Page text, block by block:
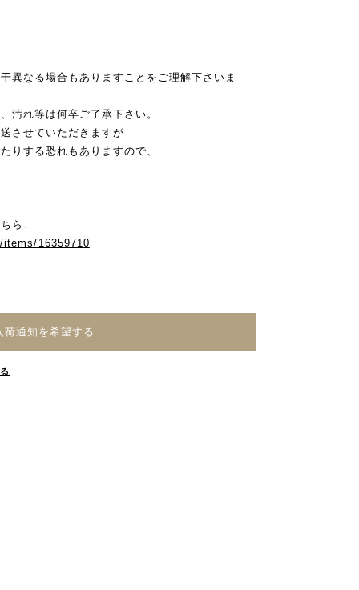
異なる場合もありますことをご理解下さいま
汚れ等は何卒ご了承下さい。
させていただきますが
りする恐れもありますので、
ら↓
16359710
荷通知を希望する